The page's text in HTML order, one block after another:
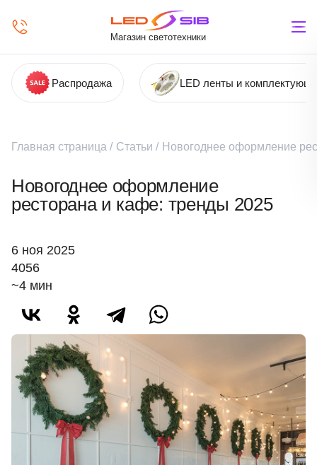
Магазин светотехники
Распродажа LED ленты и
Главная страница / Статьи / Новогоднее оформление
Новогоднее оформление
ресторана и кафе: тренды 2025
6 ноя 2025
4056
~4 мин